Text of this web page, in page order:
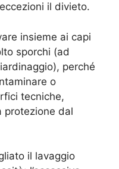
il divieto.
insieme ai capi
sporchi (ad
perché
o
tecniche,
protezione dal
il lavaggio